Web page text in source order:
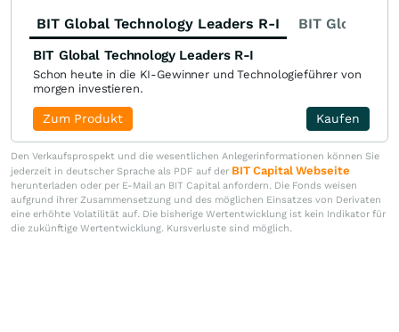
BIT Global Technology Leaders R-I BIT Global
BIT Global Technology Leaders R-I
Schon heute in die KI-Gewinner und Technologieführer von
morgen investieren.
Kaufen
Zum Produkt
Den Verkaufsprospekt und die wesentlichen Anlegerinformationen können Sie
jederzeit in deutscher Sprache als PDF auf der BIT Capital Webseite
herunterladen oder per E-Mail an BIT Capital anfordern. Die Fonds weisen
aufgrund ihrer Zusammensetzung und des möglichen Einsatzes von Derivaten
eine erhöhte Volatilität auf. Die bisherige Wertentwicklung ist kein Indikator für
die zukünftige Wertentwicklung. Kursverluste sind möglich.